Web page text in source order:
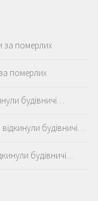
за померлих
померлих
будівничі…
будівничі…
будівничі…